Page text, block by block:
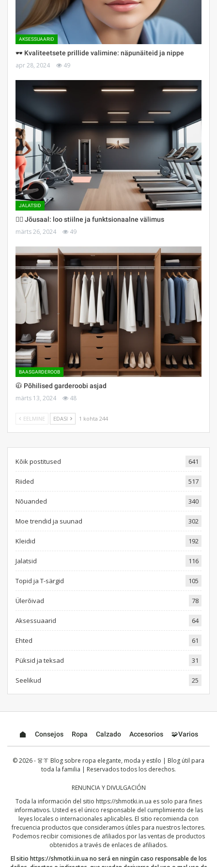
AKSESSUAARID
🕶 Kvaliteetsete prillide valimine: näpunäiteid ja nippe
apr 28, 2024 49
JALATSID
🏋️‍♀️ Jõusaal: loo stiilne ja funktsionaalne välimus
märts 26, 2024 49
BAASGARDEROOB
🧥 Põhilised garderoobi asjad
märts 13, 2024 48
EELMINE EDASI 1 kohta 244
Kõik postitused 641
Riided 517
Nõuanded 340
Moe trendid ja suunad 302
Kleidid 192
Jalatsid 116
Topid ja T-särgid 105
Ülerõivad 78
Aksessuaarid 64
Ehted 61
Püksid ja teksad 31
Seelikud 25
Consejos Ropa Calzado Accesorios 🧩Varios
© 2026 - 👗👔 Blog sobre ropa elegante, moda y estilo | Blog útil para
toda la familia | Reservados todos los derechos.
RENUNCIA Y DIVULGACIÓN
Toda la información del sitio https://shmotki.in.ua es solo para fines
informativos. Usted es el único responsable del cumplimiento de las
leyes locales o internacionales aplicables. El sitio recomienda con
frecuencia productos que consideramos útiles para nuestros lectores.
Podemos recibir comisiones de afiliados por las ventas de productos
obtenidos a través de enlaces de afiliados.
El sitio https://shmotki.in.uano será en ningún caso responsable de los